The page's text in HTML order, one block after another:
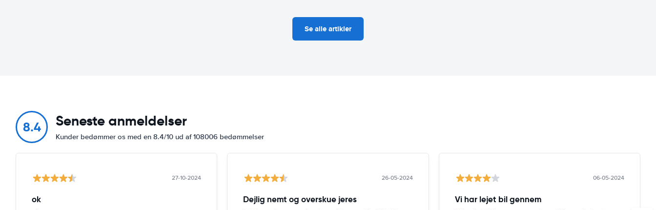
Se alle artikler
8.4 Seneste anmeldelser
Kunder bedømmer os med en 8.4/10 ud af 108006 bedømmelser
27-10-2024
ok
26-05-2024
Dejlig nemt og overskue jeres
06-05-2024
Vi har lejet bil gennem